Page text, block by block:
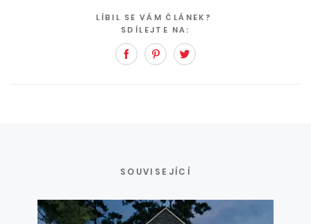
LÍBIL SE VÁM ČLÁNEK?
SDÍLEJTE NA:
FacebookPinterest
SOUVISEJÍCÍ